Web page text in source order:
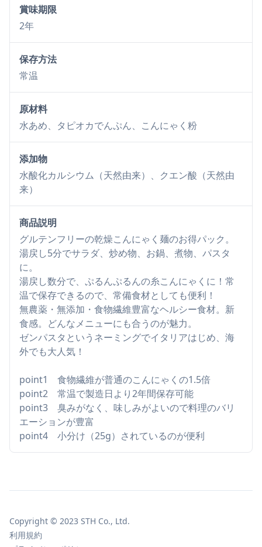
賞味期限
2年
保存方法
常温
原材料
水あめ、タピオカでんぷん、こんにゃく粉
添加物
水酸化カルシウム（天然由来）、クエン酸（天然由
来）
商品説明
グルテンフリーの乾燥こんにゃく麺のお得パック。
湯戻し5分でサラダ、炒め物、お鍋、煮物、パスタ
に。
湯戻し数分で、ぷるんぷるんの糸こんにゃくに！常
温で保存できるので、常備食材としても便利！
無農薬・無添加・食物繊維豊富なヘルシー食材。新
食感。どんなメニューにも合うのが魅力。
ゼンパスタというネーミングでイタリアはじめ、海
外でも大人気！
point1 食物繊維が普通のこんにゃくの1.5倍
point2 常温で製造日より2年間保存可能
point3 臭みがなく、味しみがよいので料理のバリ
エーションが豊富
point4 小分け（25g）されているのが便利
Copyright © 2023 STH Co., Ltd.
利用規約